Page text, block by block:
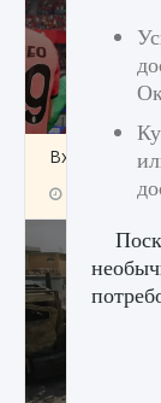
Входят ли
9 августа